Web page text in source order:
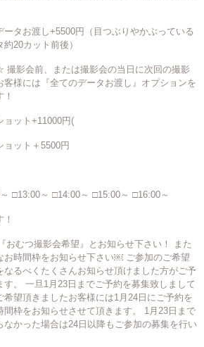
タお渡し+5500円（目つぶりやかぶっている
20カット前後）
撮影会前、または撮影会の当日に次回の撮影
客様には『全てのデータお渡し』オプションを
ョット+11000円(
ョット＋5500円
□13:00～ □14:00～ □15:00～ □16:00～
おむつ撮影会希望』とお知らせ下さい！
また
お時間枠をお知らせ下さい￼ ご参加のご希望
なるべくたくさんお知らせ頂けました方がご予
。
一旦1月23日までご予約を募集致しまして
希望頂きましたお客様には1月24日にご予約を
枠をお知らせさせて頂きます。
1月23日まで
なかった場合は24日以降もご参加の募集を行い